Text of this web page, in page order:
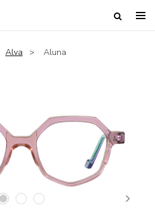
Alva Aluna
Next